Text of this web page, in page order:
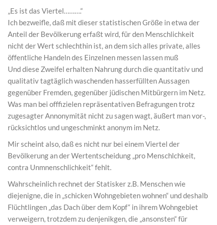
„Es ist das Viertel……….“
Ich bezweifle, daß mit dieser statistischen Größe in etwa der
Anteil der Bevölkerung erfaßt wird, für den Menschlichkeit
nicht der Wert schlechthin ist, an dem sich alles private, alles
öffentliche Handeln des Einzelnen messen lassen muß
Und diese Zweifel erhalten Nahrung durch die quantitativ und
qualitativ tagtäglich waschenden hasserfüllten Aussagen
gegenüber Fremden, gegenüber jüdischen Mitbürgern im Netz.
Was man bei offfizielen repräsentativen Befragungen trotz
zugesagter Annonymität nicht zu sagen wagt, äußert man vor-,
rücksichtlos und ungeschminkt anonym im Netz.
Mir scheint also, daß es nicht nur bei einem Viertel der
Bevölkerung an der Wertentscheidung „pro Menschlchkeit,
contra Unmnenschlichkeit“ fehlt.
Wahrscheinlich rechnet der Statisker z.B. Menschen wie
diejenigne, die in „schicken Wohngebieten wohnen“ und deshalb
Flüchtlingen „das Dach über dem Kopf“ in ihrem Wohngebiet
verweigern, trotzdem zu denjenikgen, die „ansonsten“ für